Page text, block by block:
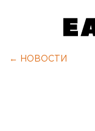
← НОВОСТИ